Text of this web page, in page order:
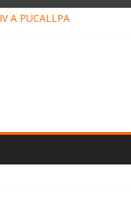
A PUCALLPA